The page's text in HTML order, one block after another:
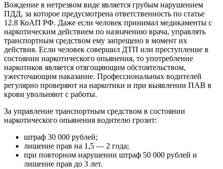
Вождение в нетрезвом виде является грубым нарушением
ПДД, за которое предусмотрена ответственность по статье
12.8 КоАП РФ. Даже если человек принимал медикаменты с
наркотическим действием по назначению врача, управлять
транспортным средством ему запрещено в момент их
действия. Если человек совершил ДТП или преступление в
состоянии наркотического опьянения, то употребление
наркотиков является отягощяющим обстоятельством,
ужесточающим наказание. Профессиональных водителей
регулярно проверяют на наркотики и при выявлении ПАВ в
крови увольняют с работы.
За управление транспортным средством в состоянии
наркотического опьянения водителю грозит:
штраф 30 000 рублей;
лишение прав на 1,5 — 2 года;
при повторном нарушении штраф 50 000 рублей и
лишение прав до 3 лет.